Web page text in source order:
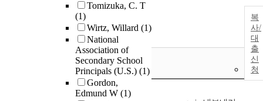
Tomizuka, C. T
(1)
Wirtz, Willard (1)
National
Association of
Secondary School
Principals (U.S.) (1)
Gordon,
Edmund W (1)
복
사/
대
출
신
청